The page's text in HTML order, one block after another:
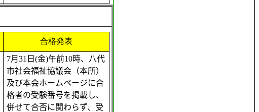
合格発表
7月31日(金)午前10時、八代
市社会福祉協議会（本所）
及び本会ホームページに合
格者の受験番号を掲載し、
併せて合否に関わらず、受